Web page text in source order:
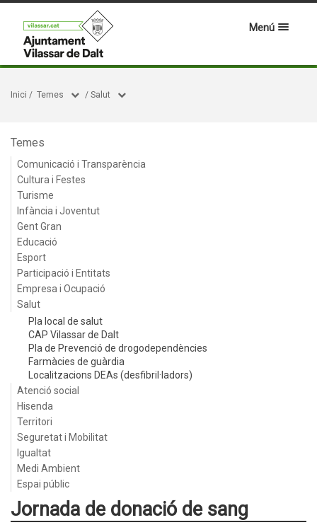
Menú
Inici / Temes / Salut
Temes
Comunicació i Transparència
Cultura i Festes
Turisme
Infància i Joventut
Gent Gran
Educació
Esport
Participació i Entitats
Empresa i Ocupació
Salut
Pla local de salut
CAP Vilassar de Dalt
Pla de Prevenció de drogodependències
Farmàcies de guàrdia
Localitzacions DEAs (desfibril·ladors)
Atenció social
Hisenda
Territori
Seguretat i Mobilitat
Igualtat
Medi Ambient
Espai públic
Jornada de donació de sang